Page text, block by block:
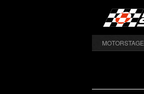
MOTORSTAGE